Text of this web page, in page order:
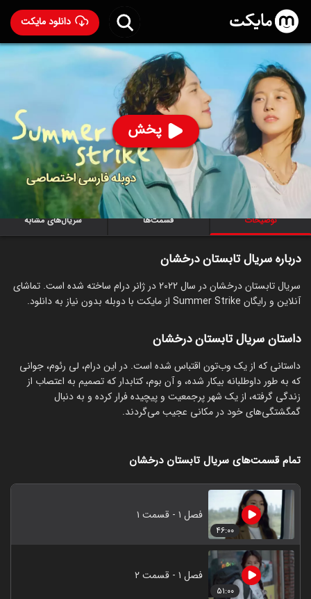
دانلود مایکت
پخش
سریال تابستان درخشان با دوبله فارسی - Summer Strike
2022
۱۲۲ 92%
ساخت کره جنوبی سال 2022
رده سنی ۱۸+
کره‌ای
سریال عاشقانه
توضیحات قسمت‌ها سریال‌های مشابه
درباره سریال تابستان درخشان
سریال تابستان درخشان در سال 2022 در ژانر درام ساخته شده است. تماشای
آنلاین و رایگان Summer Strike از مایکت با دوبله بدون نیاز به دانلود.
داستان سریال تابستان درخشان
داستانی که از یک وب‌تون اقتباس شده است. در این درام، لی رئوم، جوانی
که به طور داوطلبانه بیکار شده، و آن بوم، کتابدار که تصمیم به اعتصاب از
زندگی گرفته، از یک شهر پرجمعیت و پیچیده فرار کرده و به دنبال
گمگشتگی‌های خود در مکانی عجیب می‌گردند.
تمام قسمت‌های سریال تابستان درخشان
۴۶:۰۰
فصل ۱ - قسمت ۱
۵۱:۰۰
فصل ۱ - قسمت ۲